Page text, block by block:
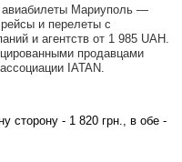
Мариуполь —
и перелеты с
и агентств от 1 985 UAH
продавцами
IATAN.
сторону - 1 820 грн ., в обе -